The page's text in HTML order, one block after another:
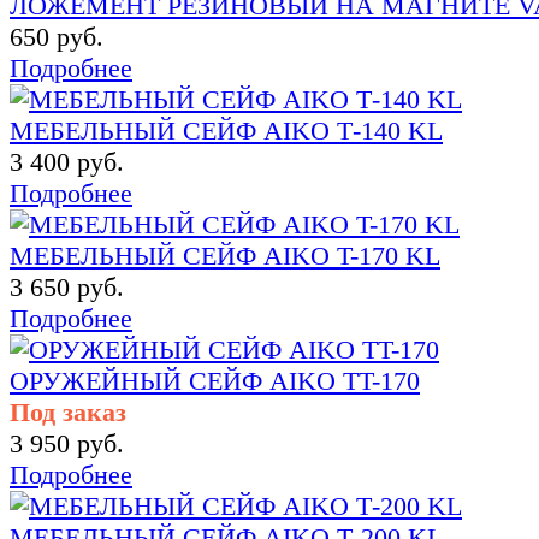
650 руб.
Подробнее
МЕБЕЛЬНЫЙ СЕЙФ AIKO Т-140 KL
3 400 руб.
Подробнее
МЕБЕЛЬНЫЙ СЕЙФ AIKO T-170 KL
3 650 руб.
Подробнее
ОРУЖЕЙНЫЙ СЕЙФ AIKO TT-170
Под заказ
3 950 руб.
Подробнее